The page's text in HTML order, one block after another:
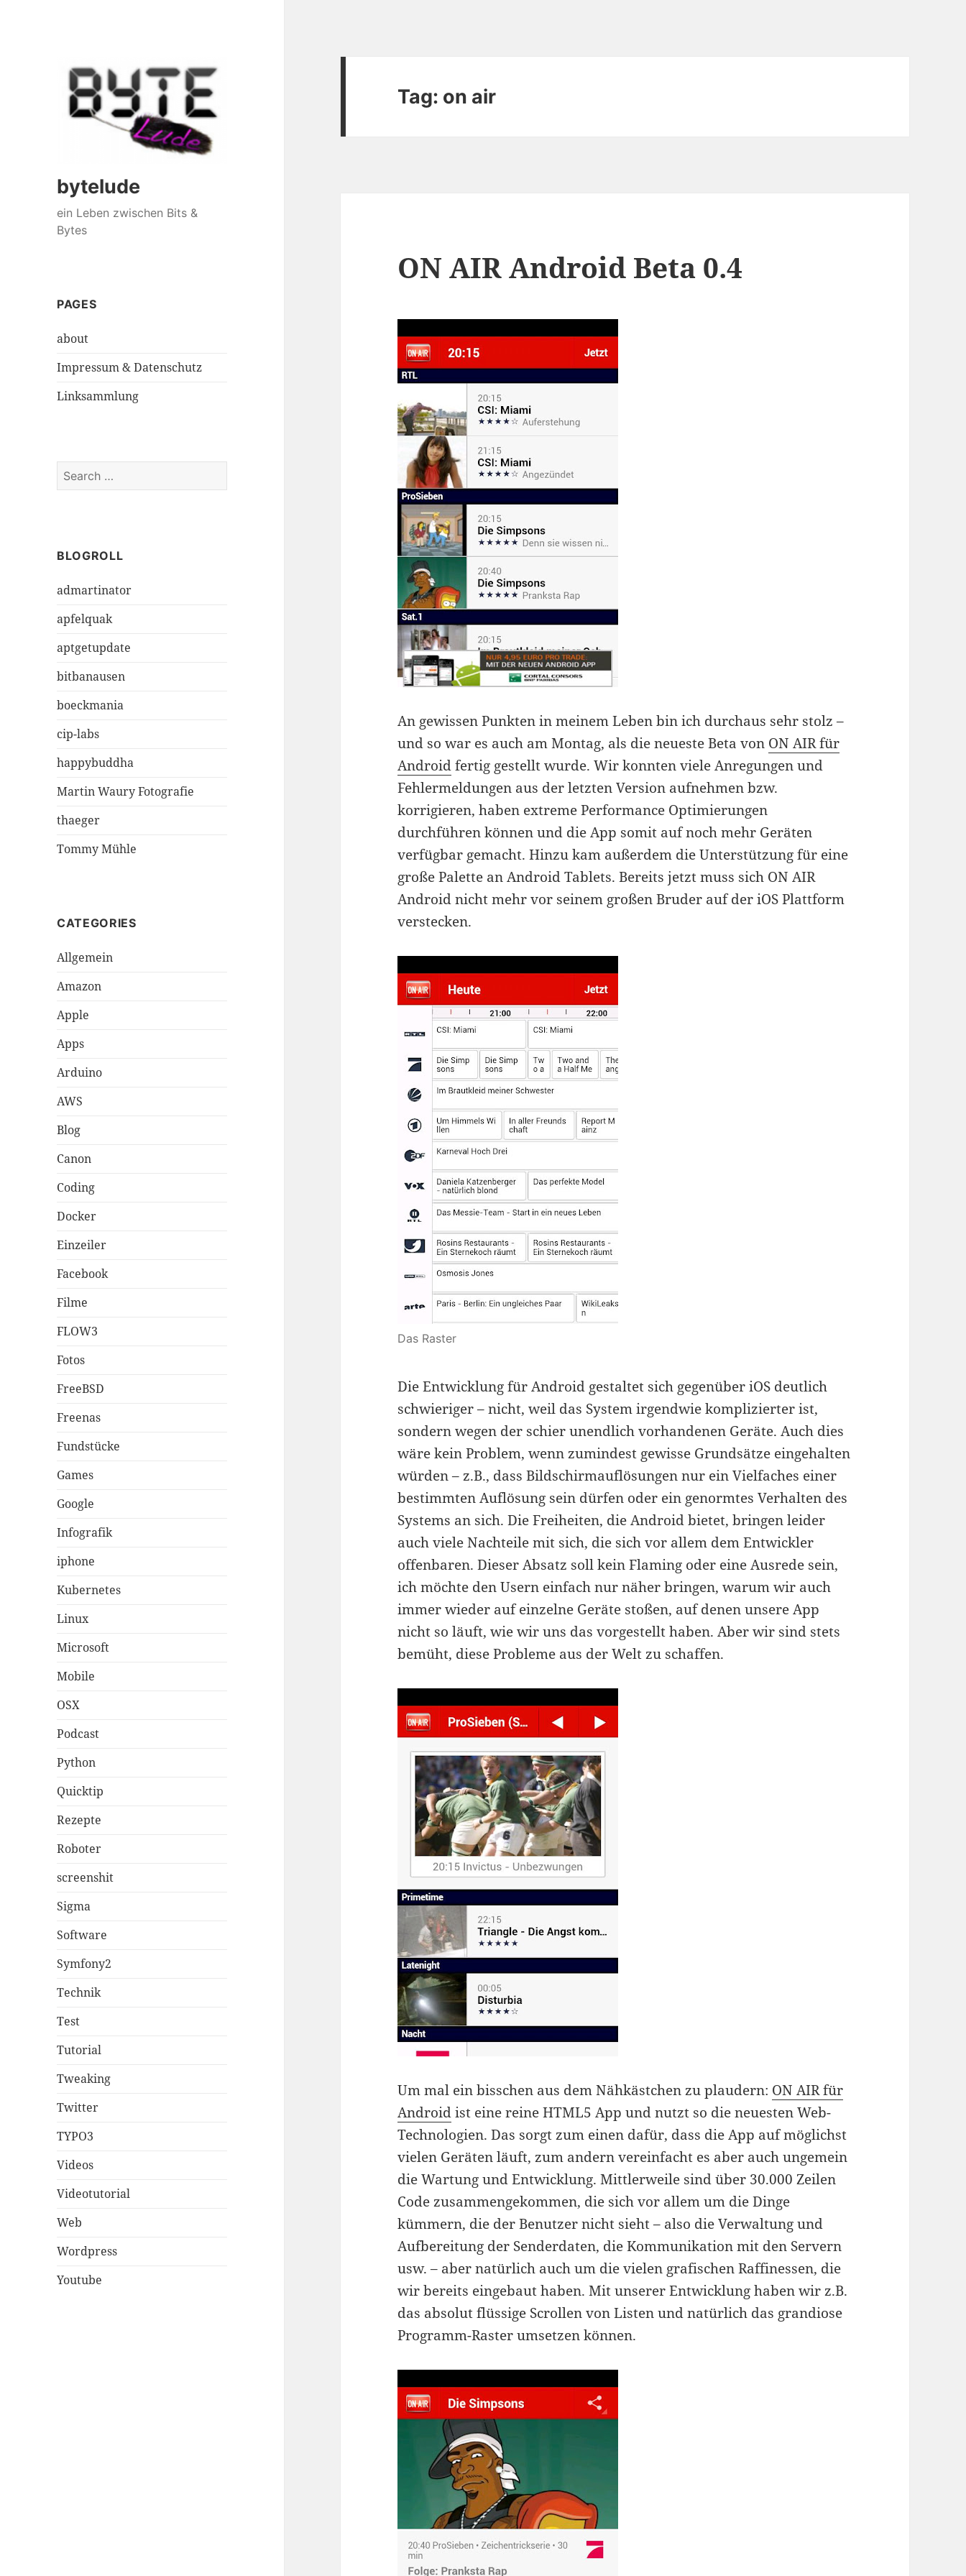
bytelude
ein Leben zwischen Bits &
Bytes
PAGES
about
Impressum & Datenschutz
Linksammlung
e
h
o
:
BLOGROLL
admartinator
apfelquak
aptgetupdate
bitbanausen
boeckmania
cip-labs
happybuddha
Martin Waury Fotografie
thaeger
Tommy Mühle
CATEGORIES
Allgemein
Amazon
Apple
Apps
Arduino
AWS
Blog
Canon
Coding
Docker
Einzeiler
Facebook
Filme
FLOW3
Fotos
FreeBSD
Freenas
Fundstücke
Games
Google
Infografik
iphone
Kubernetes
Linux
Microsoft
Mobile
OSX
Podcast
Python
Quicktip
Rezepte
Roboter
screenshit
Sigma
Software
Symfony2
Technik
Test
Tutorial
Tweaking
Twitter
TYPO3
Videos
Videotutorial
Web
Wordpress
Youtube
Tag: on air
ON AIR Android Beta 0.4
An gewissen Punkten in meinem Leben bin ich durchaus sehr stolz –
und so war es auch am Montag, als die neueste Beta von ON AIR für
Androidfertig gestellt wurde. Wir konnten viele Anregungen und
Fehlermeldungen aus der letzten Version aufnehmen bzw.
korrigieren, haben extreme Performance Optimierungen
durchführen können und die App somit auf noch mehr Geräten
verfügbar gemacht. Hinzu kam außerdem die Unterstützung für eine
große Palette an Android Tablets. Bereits jetzt muss sich ON AIR
Android nicht mehr vor seinem großen Bruder auf der iOS Plattform
verstecken.
Das Raster
Die Entwicklung für Android gestaltet sich gegenüber iOS deutlich
schwieriger – nicht, weil das System irgendwie komplizierter ist,
sondern wegen der schier unendlich vorhandenen Geräte. Auch dies
wäre kein Problem, wenn zumindest gewisse Grundsätze eingehalten
würden – z.B., dass Bildschirmauflösungen nur ein Vielfaches einer
bestimmten Auflösung sein dürfen oder ein genormtes Verhalten des
Systems an sich. Die Freiheiten, die Android bietet, bringen leider
auch viele Nachteile mit sich, die sich vor allem dem Entwickler
offenbaren. Dieser Absatz soll kein Flaming oder eine Ausrede sein,
ich möchte den Usern einfach nur näher bringen, warum wir auch
immer wieder auf einzelne Geräte stoßen, auf denen unsere App
nicht so läuft, wie wir uns das vorgestellt haben. Aber wir sind stets
bemüht, diese Probleme aus der Welt zu schaffen.
Um mal ein bisschen aus dem Nähkästchen zu plaudern: ON AIR für
Androidist eine reine HTML5 App und nutzt so die neuesten Web-
Technologien. Das sorgt zum einen dafür, dass die App auf möglichst
vielen Geräten läuft, zum andern vereinfacht es aber auch ungemein
die Wartung und Entwicklung. Mittlerweile sind über 30.000 Zeilen
Code zusammengekommen, die sich vor allem um die Dinge
kümmern, die der Benutzer nicht sieht – also die Verwaltung und
Aufbereitung der Senderdaten, die Kommunikation mit den Servern
usw. – aber natürlich auch um die vielen grafischen Raffinessen, die
wir bereits eingebaut haben. Mit unserer Entwicklung haben wir z.B.
das absolut flüssige Scrollen von Listen und natürlich das grandiose
Programm-Raster umsetzen können.